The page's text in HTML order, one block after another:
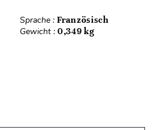
Sprache : Französisch
Gewicht : 0,349 kg